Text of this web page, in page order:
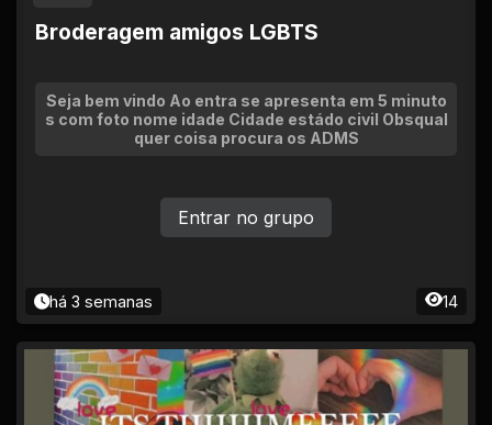
Broderagem amigos LGBTS
Seja bem vindo Ao entra se apresenta em 5 minuto
s com foto nome idade Cidade estádo civil Obsqual
quer coisa procura os ADMS
há 3 semanas 14
Entrar no grupo